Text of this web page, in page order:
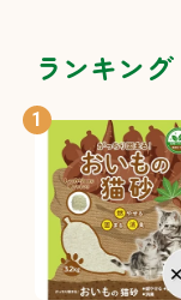
ランキング
1